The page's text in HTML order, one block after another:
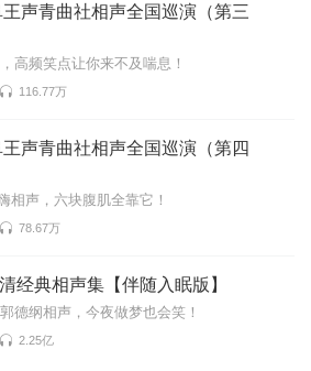
声青曲社相声全国巡演（第三
高频笑点让你来不及喘息！
116.77万
声青曲社相声全国巡演（第四
相声，六块腹肌全靠它！
78.67万
经典相声集【伴随入眠版】
德纲相声，今夜做梦也会笑！
2.25亿